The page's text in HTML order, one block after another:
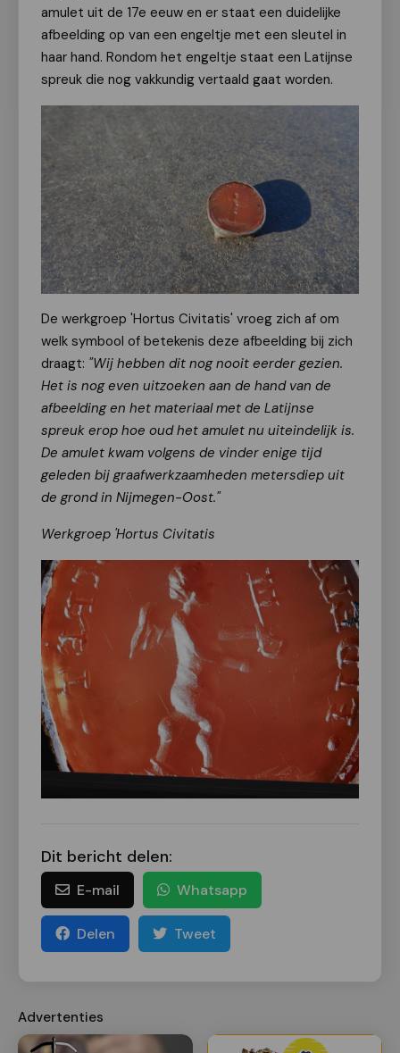
amulet uit de 17e eeuw en er staat een duidelijke
afbeelding op van een engeltje met een sleutel in
haar hand. Rondom het engeltje staat een Latijnse
spreuk die nog vakkundig vertaald gaat worden.
De werkgroep 'Hortus Civitatis' vroeg zich af om
welk symbool of betekenis deze afbeelding bij zich
draagt: "Wij hebben dit nog nooit eerder gezien.
Het is nog even uitzoeken aan de hand van de
afbeelding en het materiaal met de Latijnse
spreuk erop hoe oud het amulet nu uiteindelijk is.
De amulet kwam volgens de vinder enige tijd
geleden bij graafwerkzaamheden metersdiep uit
de grond in Nijmegen-Oost."
Werkgroep 'Hortus Civitatis
Dit bericht delen:
E-mail Whatsapp
Delen Tweet
Advertenties